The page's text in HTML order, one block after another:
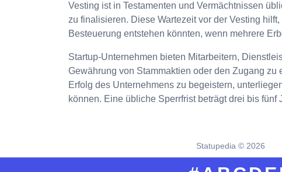
Vesting ist in Testamenten und Vermächtnissen
zu finalisieren. Diese Wartezeit vor der Vesting
Besteuerung entstehen könnten, wenn mehrere
Startup-Unternehmen bieten Mitarbeitern,
Gewährung von Stammaktien oder den Zugang
Erfolg des Unternehmens zu begeistern,
können. Eine übliche Sperrfrist beträgt drei bis fünf
Statupedia © 2026